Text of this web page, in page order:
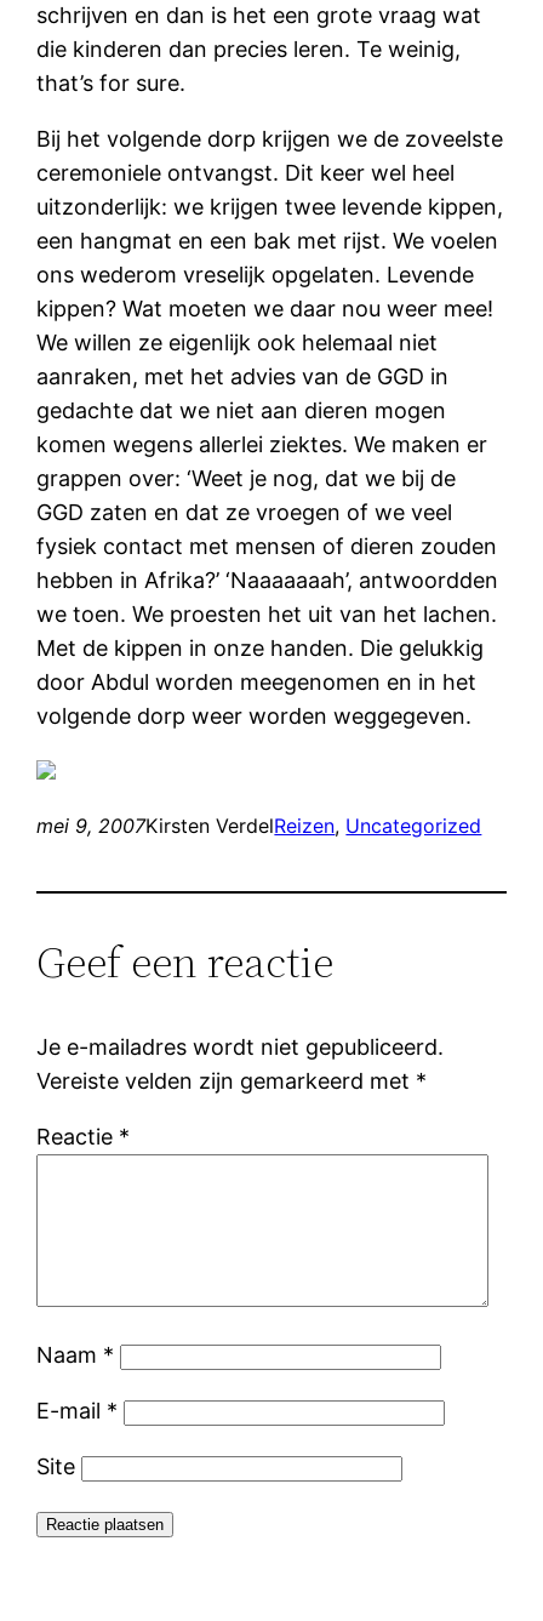
schrijven en dan is het een grote vraag wat
die kinderen dan precies leren. Te weinig,
that’s for sure.
Bij het volgende dorp krijgen we de zoveelste
ceremoniele ontvangst. Dit keer wel heel
uitzonderlijk: we krijgen twee levende kippen,
een hangmat en een bak met rijst. We voelen
ons wederom vreselijk opgelaten. Levende
kippen? Wat moeten we daar nou weer mee!
We willen ze eigenlijk ook helemaal niet
aanraken, met het advies van de GGD in
gedachte dat we niet aan dieren mogen
komen wegens allerlei ziektes. We maken er
grappen over: ‘Weet je nog, dat we bij de
GGD zaten en dat ze vroegen of we veel
fysiek contact met mensen of dieren zouden
hebben in Afrika?’ ‘Naaaaaaah’, antwoordden
we toen. We proesten het uit van het lachen.
Met de kippen in onze handen. Die gelukkig
door Abdul worden meegenomen en in het
volgende dorp weer worden weggegeven.
mei 9, 2007Kirsten VerdelReizen, Uncategorized
Geef een reactie
Je e-mailadres wordt niet gepubliceerd.
Vereiste velden zijn gemarkeerd met *
Reactie *
Naam *
E-mail *
Site